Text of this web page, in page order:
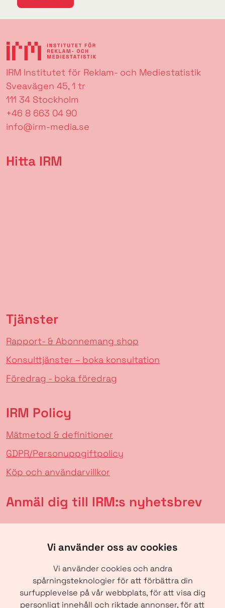
Vi använder oss av cookies
Vi använder cookies och andra
spårningsteknologier för att förbättra din
surfupplevelse på vår webbplats, för att visa dig
personligt innehåll och riktade annonser, för att
IRM Institutet för Reklam- och Mediestatistik
Sveavägen 45, 1 tr
111 34 Stockholm
+46 8 663 04 90
info@irm-media.se
Hitta IRM
Tjänster
Rapport- & Abonnemang shop
Konsulttjänster – boka konsultation
Föredrag - boka föredrag
IRM Policy
Mätmetod & definitioner
GDPR/Personuppgiftpolicy
Köp och användarvillkor
Anmäl dig till IRM:s nyhetsbrev